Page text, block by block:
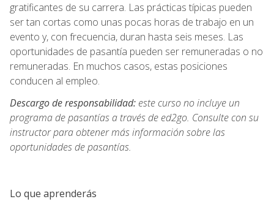
gratificantes de su carrera. Las prácticas típicas pueden
ser tan cortas como unas pocas horas de trabajo en un
evento y, con frecuencia, duran hasta seis meses. Las
oportunidades de pasantía pueden ser remuneradas o no
remuneradas. En muchos casos, estas posiciones
conducen al empleo.
Descargo de responsabilidad: este curso no incluye un
programa de pasantías a través de ed2go. Consulte con su
instructor para obtener más información sobre las
oportunidades de pasantías.
Lo que aprenderás